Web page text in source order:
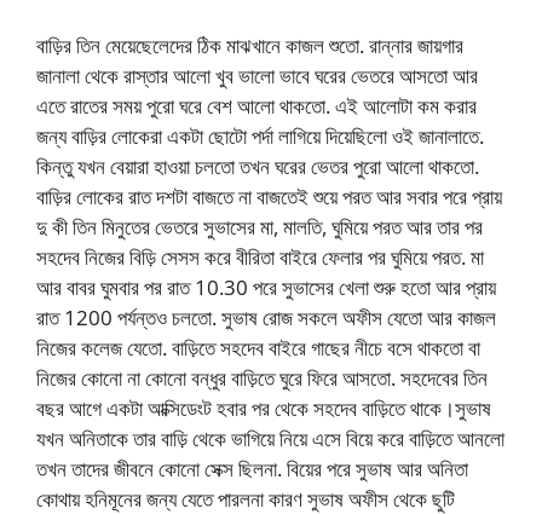
বাড়ির তিন মেয়েছেলেদের ঠিক মাঝখানে কাজল শুতো. রান্নার জায়গার
জানালা থেকে রাস্তার আলো খুব ভালো ভাবে ঘরের ভেতরে আসতো আর
এতে রাতের সময় পুরো ঘরে বেশ আলো থাকতো. এই আলোটা কম করার
জন্য বাড়ির লোকেরা একটা ছোটো পর্দা লাগিয়ে দিয়েছিলো ওই জানালাতে.
কিন্তু যখন বেয়ারা হাওয়া চলতো তখন ঘরের ভেতর পুরো আলো থাকতো.
বাড়ির লোকের রাত দশটা বাজতে না বাজতেই শুয়ে পরত আর সবার পরে প্রায়
দু কী তিন মিনুতের ভেতরে সুভাসের মা, মালতি, ঘুমিয়ে পরত আর তার পর
সহদেব নিজের বিড়ি সেসস করে বীরিতা বাইরে ফেলার পর ঘুমিয়ে পরত. মা
আর বাবর ঘুমবার পর রাত 10.30 পরে সুভাসের খেলা শুরু হতো আর প্রায়
রাত 1200 পর্যন্তও চলতো. সুভাষ রোজ সকলে অফীস যেতো আর কাজল
নিজের কলেজ যেতো. বাড়িতে সহদেব বাইরে গাছের নীচে বসে থাকতো বা
নিজের কোনো না কোনো বন্ধুর বাড়িতে ঘুরে ফিরে আসতো. সহদেবের তিন
বছর আগে একটা আক্সিডেংট হবার পর থেকে সহদেব বাড়িতে থাকে।সুভাষ
যখন অনিতাকে তার বাড়ি থেকে ভাগিয়ে নিয়ে এসে বিয়ে করে বাড়িতে আনলো
তখন তাদের জীবনে কোনো সেক্স ছিলনা. বিয়ের পরে সুভাষ আর অনিতা
কোথায় হনিমূনের জন্য যেতে পারলনা কারণ সুভাষ অফীস থেকে ছুটি